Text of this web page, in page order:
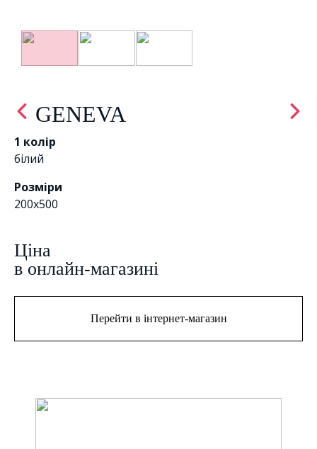
GENEVA
1 колір
білий
Розміри
200x500
Цiна
в онлайн-магазині
Перейти в інтернет-магазин